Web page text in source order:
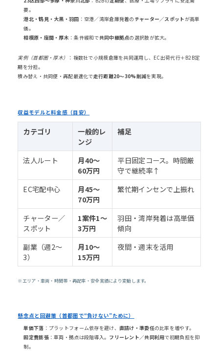
要。
港北・鶴見・大黒・羽田 ：空港／湾岸倉庫発着の チャーター／スポット が高単
価。
相模原・座間・厚木 ：条件緩和で共同中継拠点の選択肢が拡大。
実例（首都圏・厚木） ：複数社で小規模倉庫を共同運用し、EC出荷代行＋B2B定
期を分担。
積み替え・共同便・再配最適化で走行距離20〜30%削減を実現。
収益モデルと料金感（目安）
カテゴリ
一般的レ
ンジ
補足
法人ルート
月40〜
60万円
平日固定コース。時間厳
守で継続率↑
EC宅配中心
月45〜
70万円
繁忙期インセンで上振れ
チャーター／
スポット
1案件1〜
3万円
羽田・湾岸発着は高単価
傾向
副業（週2〜
3）
月10〜
15万円
夜間・週末を活用
※エリア・車両・時間帯・再配率・安全実績により変動します。
懸念点と回避策（首都圏で“負けない”ために）
単価下落 ：プラットフォーム依存を避け、 直請け・準委任の比率を増やす。
固定費膨張：車両・拠点は段階導入。 フリーレント／共同利用で初期負担を抑
制。